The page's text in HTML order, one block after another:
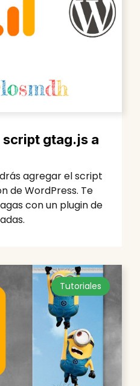
script gtag.js a
agregar el script
de WordPress. Te
con un plugin de
Tutoriales